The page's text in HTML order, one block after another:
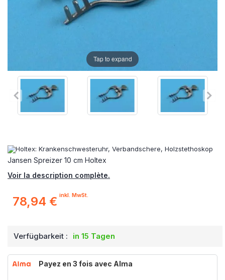
Jansen Spreizer 10 cm Holtex
Voir la description complète.
78,94 € inkl. MwSt.
Verfügbarkeit : in 15 Tagen
Payez en 3 fois avec Alma
Tap to expand